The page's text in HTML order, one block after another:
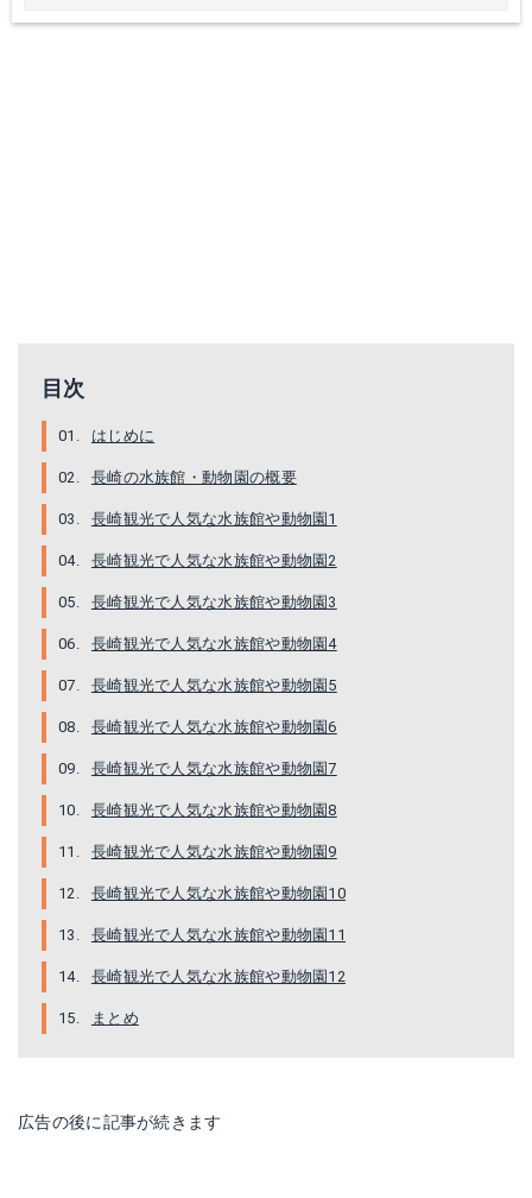
目次
はじめに
長崎の水族館・動物園の概要
長崎観光で人気な水族館や動物園1
長崎観光で人気な水族館や動物園2
長崎観光で人気な水族館や動物園3
長崎観光で人気な水族館や動物園4
長崎観光で人気な水族館や動物園5
長崎観光で人気な水族館や動物園6
長崎観光で人気な水族館や動物園7
長崎観光で人気な水族館や動物園8
長崎観光で人気な水族館や動物園9
長崎観光で人気な水族館や動物園10
長崎観光で人気な水族館や動物園11
長崎観光で人気な水族館や動物園12
まとめ
広告の後に記事が続きます